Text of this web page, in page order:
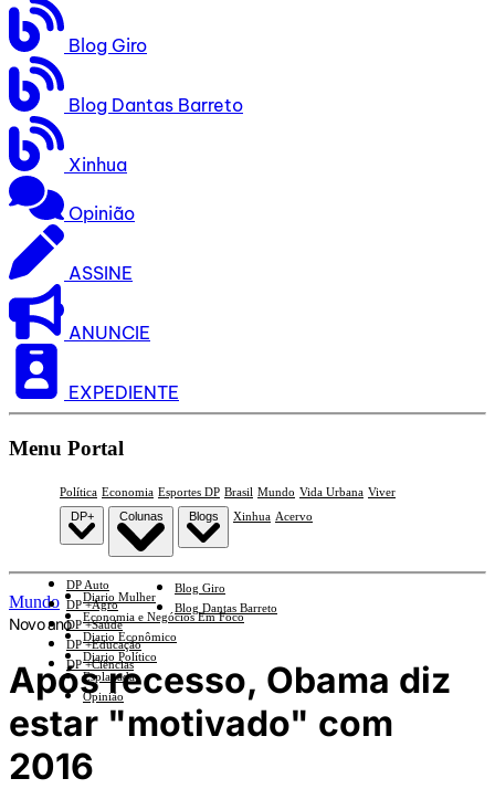
Blog Giro
Blog Dantas Barreto
Xinhua
Opinião
ASSINE
ANUNCIE
EXPEDIENTE
Menu Portal
Política Economia Esportes DP Brasil Mundo Vida Urbana Viver
DP+
DP Auto
DP +Agro
DP +Saúde
DP +Educação
DP +Ciências
Colunas
Diario Mulher
Economia e Negócios Em Foco
Diario Econômico
Diario Político
Esplanada
Opinião
Blogs
Blog Giro
Blog Dantas Barreto
Xinhua Acervo
Mundo
Novo ano
Após recesso, Obama diz
estar "motivado" com
2016